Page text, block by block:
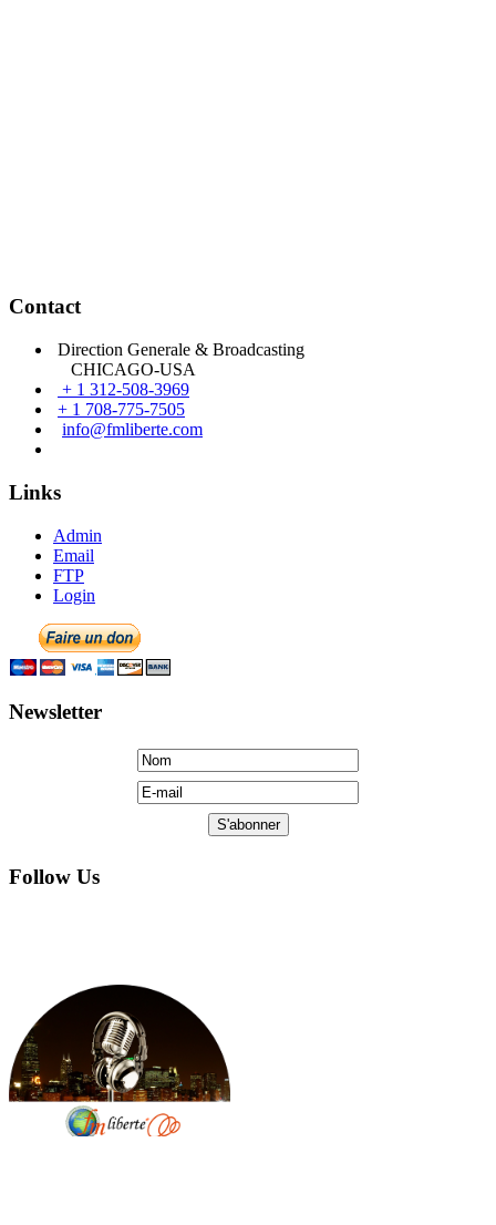
info@fmliberte.com
Admin
Email
Newsletter
Copyright © 2005 by FM Liberte: All Rights Reserved.
Hosted AE Computers, Ltd. Web designed by Jarvinstudio.com.